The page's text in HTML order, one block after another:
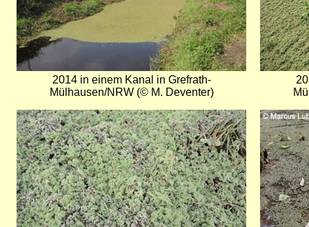
2014 in einem Kanal in Grefrath-
Mülhausen/NRW (© M. Deventer)
Bild
Bild